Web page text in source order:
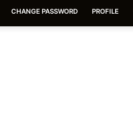
CHANGE PASSWORD PROFILE